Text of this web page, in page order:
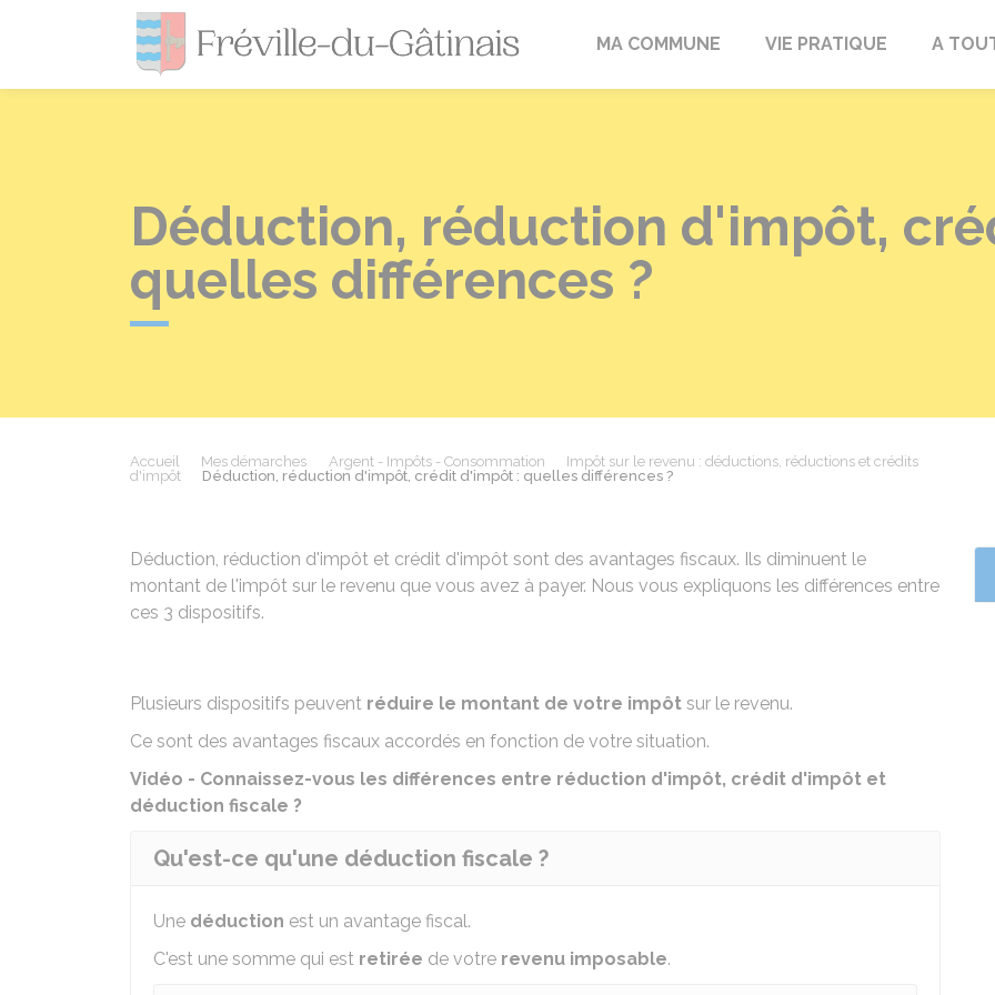
Fréville-du-Gâtinais
MA COMMUNE VIE PRATIQUE A
Déduction, réduction d'impôt,
quelles différences ?
Accueil Mes démarches Argent - Impôts - Consommation
Impôt sur le revenu : déductions, réductions et crédits
d'impôt
Déduction, réduction d'impôt, crédit d'impôt : quelles différences ?
Déduction, réduction d'impôt et crédit d'impôt sont des avantages fiscaux. Ils diminuent le
montant de l'impôt sur le revenu que vous avez à payer. Nous vous expliquons les différences entre
ces 3 dispositifs.
Plusieurs dispositifs peuvent réduire le montant de votre impôt sur le revenu.
Ce sont des avantages fiscaux accordés en fonction de votre situation.
Vidéo - Connaissez-vous les différences entre réduction d'impôt, crédit d'impôt et
déduction fiscale ?
Qu'est-ce qu'une déduction fiscale ?
Une déduction est un avantage fiscal.
C'est une somme qui est retirée de votre revenu imposable.